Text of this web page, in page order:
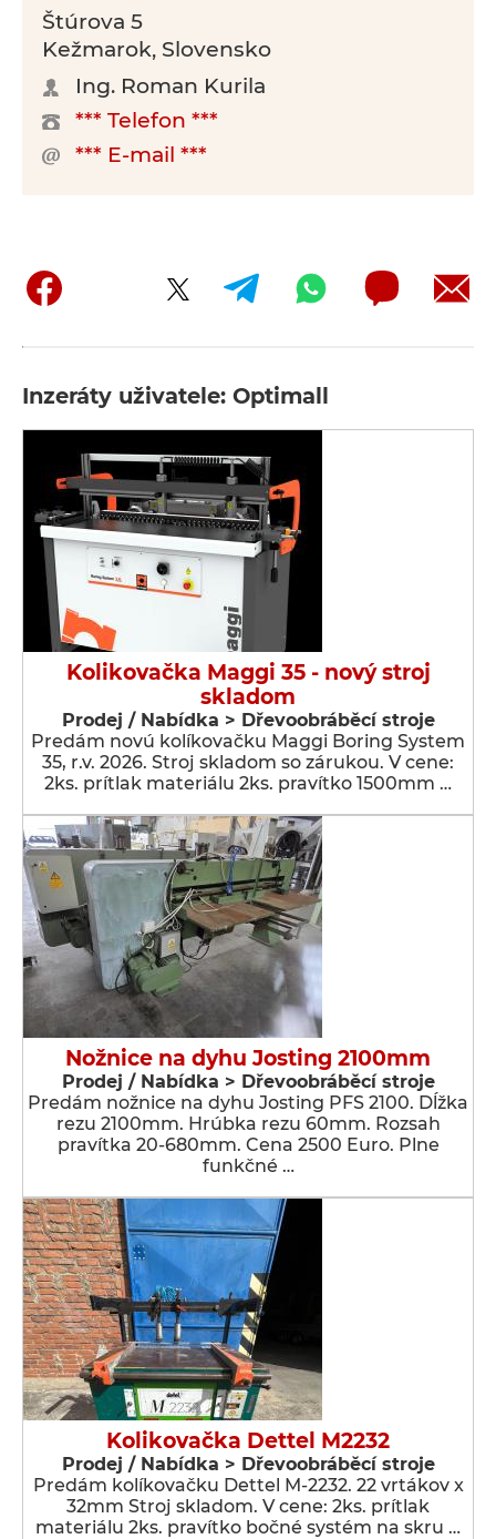
Štúrova 5
Kežmarok, Slovensko
Ing. Roman Kurila
*** Telefon ***
*** E-mail ***
Inzeráty uživatele: Optimall
Kolikovačka Maggi 35 - nový stroj
skladom
Prodej / Nabídka > Dřevoobráběcí stroje
Predám novú kolíkovačku Maggi Boring System
35, r.v. 2026. Stroj skladom so zárukou. V cene:
2ks. prítlak materiálu 2ks. pravítko 1500mm …
Nožnice na dyhu Josting 2100mm
Prodej / Nabídka > Dřevoobráběcí stroje
Predám nožnice na dyhu Josting PFS 2100. Dĺžka
rezu 2100mm. Hrúbka rezu 60mm. Rozsah
pravítka 20-680mm. Cena 2500 Euro. Plne
funkčné …
Kolikovačka Dettel M2232
Prodej / Nabídka > Dřevoobráběcí stroje
Predám kolíkovačku Dettel M-2232. 22 vrtákov x
32mm Stroj skladom. V cene: 2ks. prítlak
materiálu 2ks. pravítko bočné systém na skru …